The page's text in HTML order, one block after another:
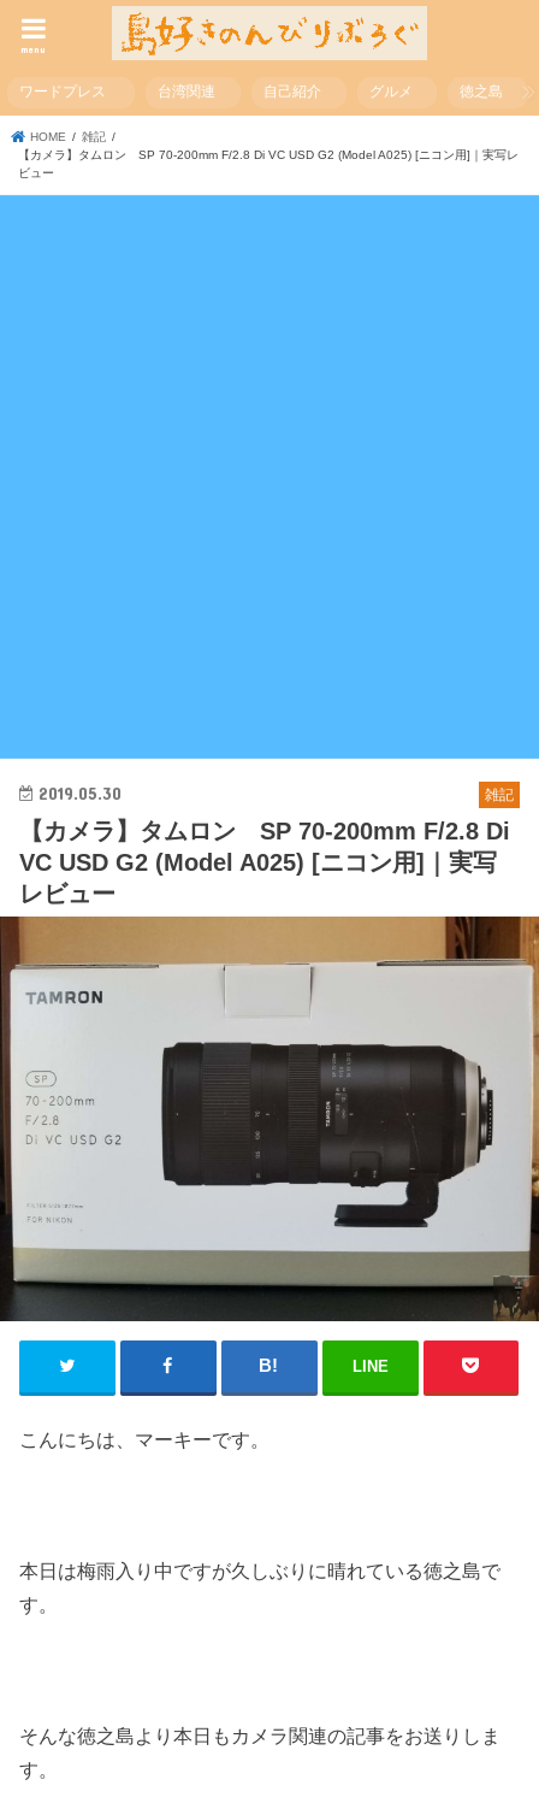
menu
ワードプレス 台湾関連 自己紹介 グルメ 徳之島
HOME
雑記
【カメラ】タムロン SP 70-200mm F/2.8 Di VC USD G2 (Model A025) [ニコン用]｜実写レ
ビュー
雑記
2019.05.30
【カメラ】タムロン SP 70-200mm F/2.8 Di
VC USD G2 (Model A025) [ニコン用]｜実写
レビュー
LINE
こんにちは、マーキーです。
本日は梅雨入り中ですが久しぶりに晴れている徳之島で
す。
そんな徳之島より本日もカメラ関連の記事をお送りしま
す。